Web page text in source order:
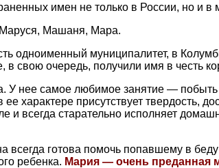
имен не только в России, но и в
Машаня, Мара.
одноименный муниципалитет, в
свою очередь, получили имя в честь
нее самое любимое занятие — побыть
присутствует твердость,
и всегда старательно исполняет
всегда готова помочь попавшему в
ребенка. Мария — очень преданная